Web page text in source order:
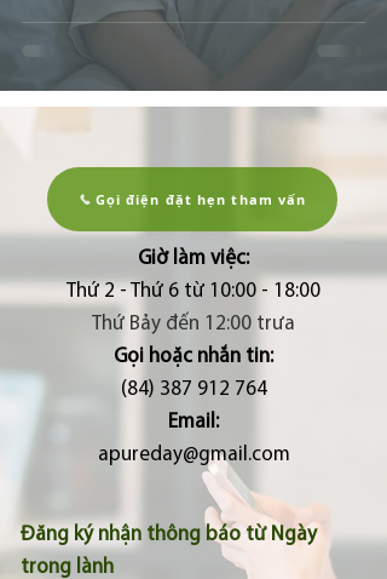
Gọi điện đặt hẹn tham vấn
Giờ làm việc:
Thứ 2 - Thứ 6 từ 10:00 - 18:00
Thứ Bảy đến 12:00 trưa
Gọi hoặc nhắn tin:
(84) 387 912 764
Email:
apureday@gmail.com
Đăng ký nhận thông báo từ Ngày
trong lành